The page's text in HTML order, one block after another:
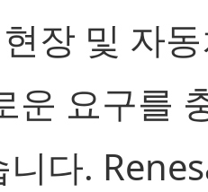
장 및 자
운 요구를
다.